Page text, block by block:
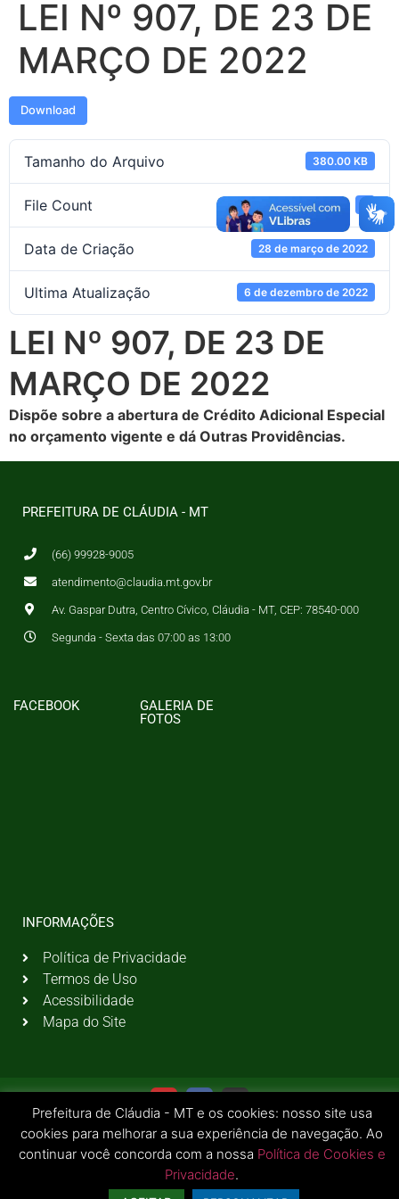
LEI Nº 907, DE 23 DE
MARÇO DE 2022
Download
Tamanho do Arquivo 380.00 KB
File Count 1
Data de Criação 28 de março de 2022
Ultima Atualização 6 de dezembro de 2022
LEI Nº 907, DE 23 DE
MARÇO DE 2022
Dispõe sobre a abertura de Crédito Adicional Especial
no orçamento vigente e dá Outras Providências.
PREFEITURA DE CLÁUDIA - MT
(66) 99928-9005
atendimento@claudia.mt.gov.br
Av. Gaspar Dutra, Centro Cívico, Cláudia - MT, CEP: 78540-000
Segunda - Sexta das 07:00 as 13:00
FACEBOOK
GALERIA DE
FOTOS
INFORMAÇÕES
Política de Privacidade
Termos de Uso
Acessibilidade
Mapa do Site
© 2026 Todos os Direitos Reservados | Prefeitura Municipal de Cláudia - MT
Prefeitura de Cláudia - MT e os cookies: nosso site usa
cookies para melhorar a sua experiência de navegação. Ao
continuar você concorda com a nossa Política de Cookies e
Privacidade.